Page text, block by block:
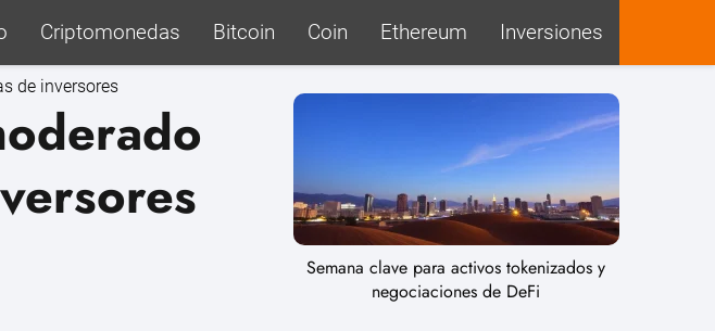
Criptomonedas Bitcoin Coin Ethereum Inversiones
de inversores
Semana clave para activos tokenizados y
negociaciones de DeFi